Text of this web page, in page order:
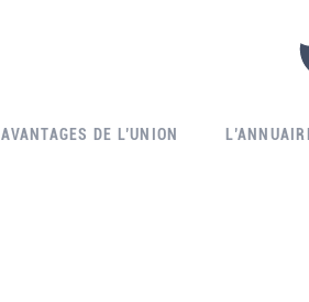
AVANTAGES DE L’UNION